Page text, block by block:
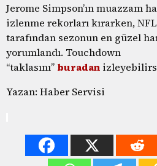
Jerome Simpson’ın muazzam
izlenme rekorları kırarken,
tarafından sezonun en güzel
yorumlandı. Touchdown
“taklasını” buradan
Yazan: Haber Servisi